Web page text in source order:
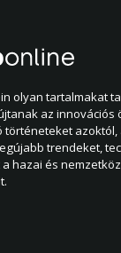
olyan tartalmakat
az innovációs
történeteket
trendeket,
hazai és